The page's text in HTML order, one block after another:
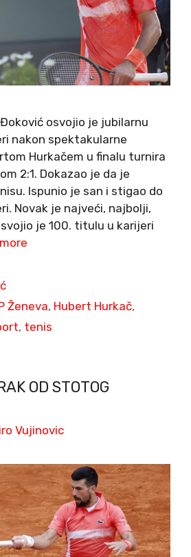
osvojio je jubilarnu
nakon spektakularne
Hurkačem u finalu turnira
2:1. Dokazao je da je
Ispunio je san i stigao do
Novak je najveći, najbolji,
je 100. titulu u karijeri
Ženeva, Hubert Hurkač,
, tenis
OD STOTOG
Vujinovic